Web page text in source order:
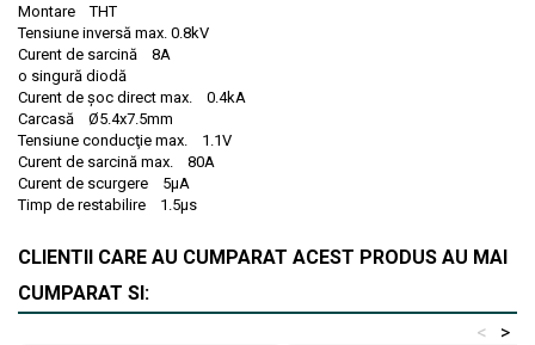
Montare THT
Tensiune inversă max. 0.8kV
Curent de sarcină 8A
o singură diodă
Curent de şoc direct max. 0.4kA
Carcasă Ø5.4x7.5mm
Tensiune conducţie max. 1.1V
Curent de sarcină max. 80A
Curent de scurgere 5µA
Timp de restabilire 1.5µs
CLIENTII CARE AU CUMPARAT ACEST PRODUS AU MAI
CUMPARAT SI:
>
<